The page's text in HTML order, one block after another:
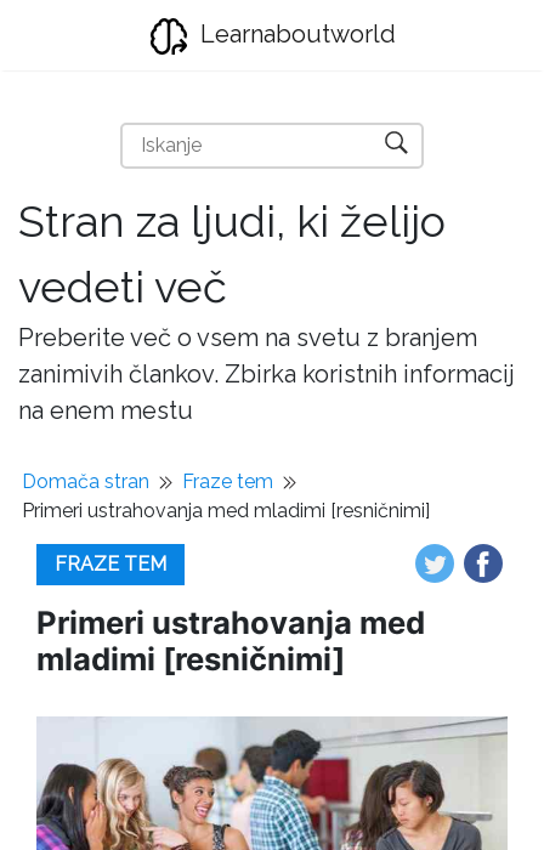
Learnaboutworld
Stran za ljudi, ki želijo
vedeti več
Preberite več o vsem na svetu z branjem
zanimivih člankov. Zbirka koristnih informacij
na enem mestu
Domača stran
Fraze tem
Primeri ustrahovanja med mladimi [resničnimi]
FRAZE TEM
Primeri ustrahovanja med
mladimi [resničnimi]